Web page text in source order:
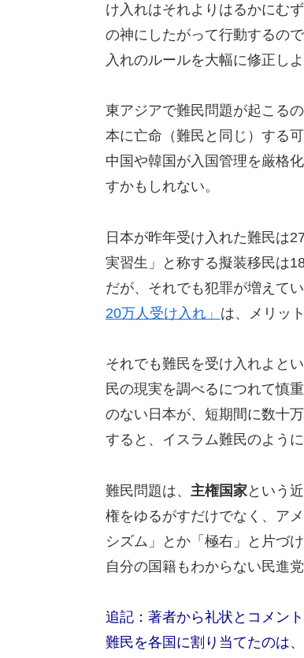
け入れはそれよりはるかにむ
の神にしたがって行動するの
入れのルールを大幅に修正し
東アジアで難民問題が起こる
本に亡命（難民と同じ）する
中国や韓国が入国管理を厳格
すかもしれない。
日本が昨年受け入れた難民は
実習生」と称する擬装移民は
だが、それでも犯罪が増えて
20万人受け入れ」 は、メリッ
それでも難民を受け入れよと
民の現実を調べるにつれて慎
のない日本が、短期間に数十
すると、イスラム難民のよう
難民問題は、 主権国家という
権をゆるがすだけでなく、ア
シズム」とか「極右」と片づ
自分の国籍もわからない民進
追記：著者から礼状とコメン
難民を各国に割り当てたのは